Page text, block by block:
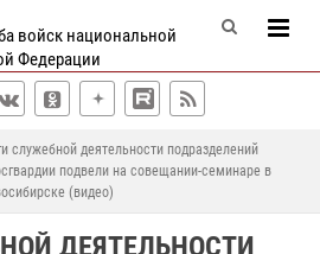
войск национальной
Федерации
служебной деятельности подразделений
подвели на совещании-семинаре в
(видео)
ДЕЯТЕЛЬНОСТИ